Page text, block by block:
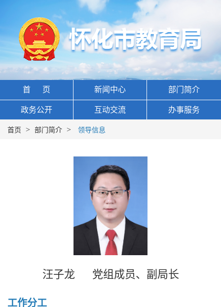
首 页 新闻中心 部门简介
政务公开 互动交流 办事服务
首页 > 部门简介 > 领导信息
汪子龙 党组成员、副局长
工作分工